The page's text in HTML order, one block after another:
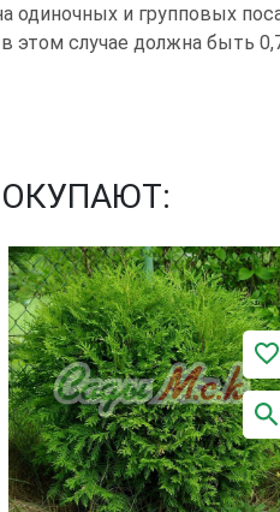
одиночных и групповых
этом случае должна быть